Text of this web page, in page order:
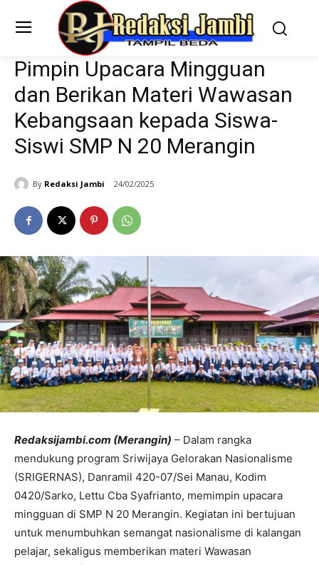
Pimpin Upacara Mingguan
dan Berikan Materi Wawasan
Kebangsaan kepada Siswa-
Siswi SMP N 20 Merangin
By Redaksi Jambi 24/02/2025
Redaksijambi.com (Merangin) – Dalam rangka
mendukung program Sriwijaya Gelorakan Nasionalisme
(SRIGERNAS), Danramil 420-07/Sei Manau, Kodim
0420/Sarko, Lettu Cba Syafrianto, memimpin upacara
mingguan di SMP N 20 Merangin. Kegiatan ini bertujuan
untuk menumbuhkan semangat nasionalisme di kalangan
pelajar, sekaligus memberikan materi Wawasan